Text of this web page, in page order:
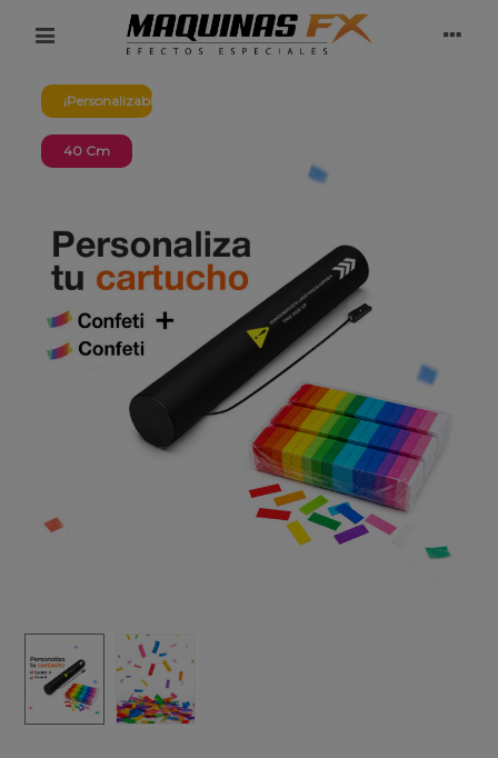
40 Cm
¡Personalizable!